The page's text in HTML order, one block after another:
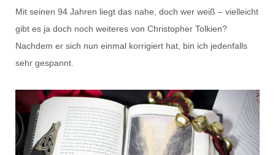
Mit seinen 94 Jahren liegt das nahe, doch wer weiß – vielleicht
gibt es ja doch noch weiteres von Christopher Tolkien?
Nachdem er sich nun einmal korrigiert hat, bin ich jedenfalls
sehr gespannt.